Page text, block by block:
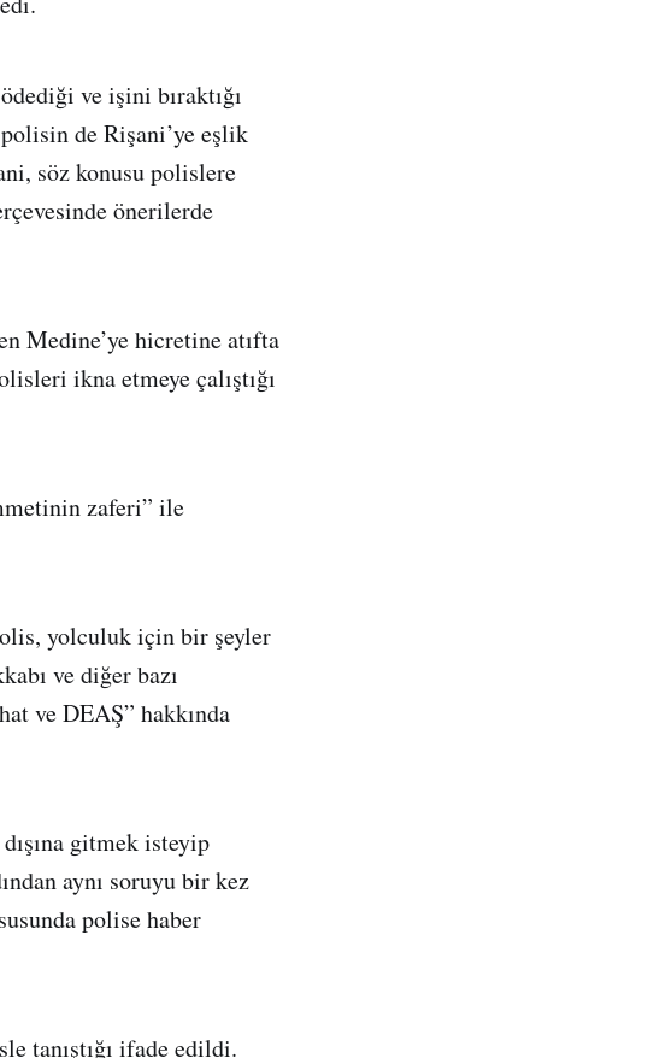
ve işini bıraktığı
de Rişani’ye eşlik
söz konusu polislere
önerilerde
Medine’ye hicretine atıfta
ikna etmeye çalıştığı
zaferi” ile
yolculuk için bir şeyler
ve diğer bazı
ve DEAŞ” hakkında
gitmek isteyip
aynı soruyu bir kez
polise haber
tanıştığı ifade edildi.